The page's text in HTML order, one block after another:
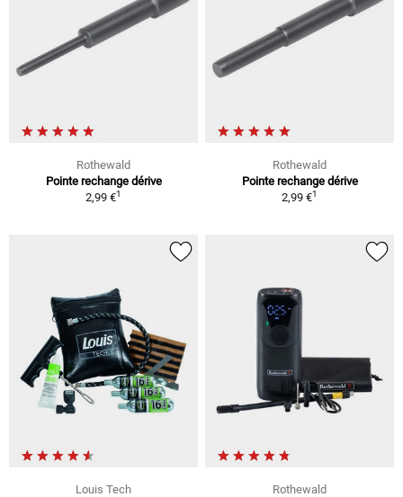
Rothewald
Pointe rechange dérive
2,99 €1
Rothewald
Pointe rechange dérive
2,99 €1
Louis Tech
Rothewald